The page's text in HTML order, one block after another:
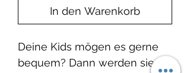
In den Warenkorb
Deine Kids mögen es gerne
bequem? Dann werden sie